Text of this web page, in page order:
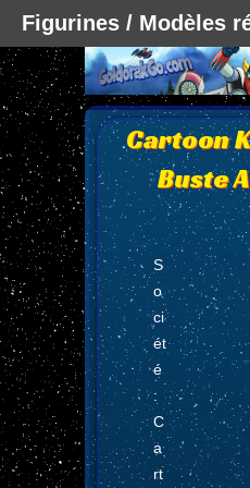
Cartoon
Buste
S
o
ci
ét
é
:
C
a
rt
Figurines / Modèles